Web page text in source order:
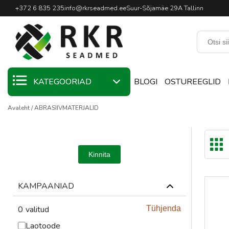
Professionaalne
+372 6 835 235info@rkrseadmed.eeSuur-Sõjamäe 29A Tallinn
KATEGOORIAD
KAMPAANIA
KEEVITUSPÕLETID
KEEVITUSSEADMED
KEEVITUSTARVIKUD
BLOGI OSTUREEGLID
Avaleht ABRASIIVMATERJALID
Kinnita
KAMPAANIAD
0 valitud Tühjenda
Laotoode